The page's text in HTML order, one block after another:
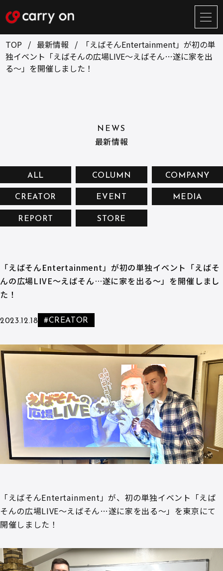
サ
イ
ト
メ
ニ
BUSINESS
お問い合せ
プライバシーポリシー
TOP 最新情報
「えばそんEntertainment」が初の単
独イベント「えばそんの広場LIVE～えばそん…遂に家を出
る～」を開催しました！
NEWS
最新情報
ALL COLUMN COMPANY
CREATOR EVENT MEDIA
REPORT STORE
「えばそんEntertainment」が初の単独イベント「えばそ
んの広場LIVE～えばそん…遂に家を出る～」を開催しまし
た！
2023.12.18 #CREATOR
「えばそんEntertainment」が、初の単独イベント「えば
そんの広場LIVE～えばそん…遂に家を出る～」を東京にて
開催しました！